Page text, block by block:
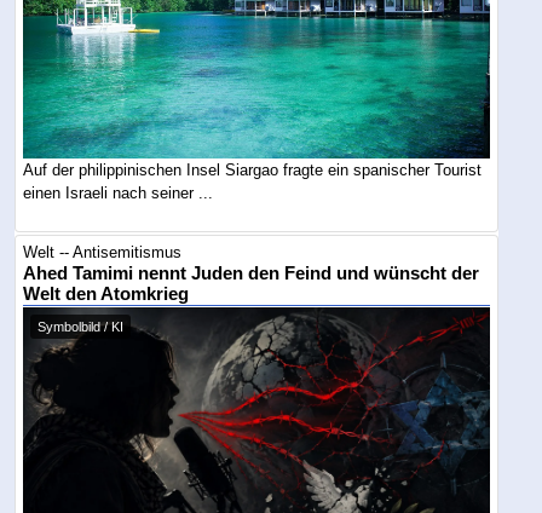
Auf der philippinischen Insel Siargao fragte ein spanischer Tourist
einen Israeli nach seiner ...
Welt -- Antisemitismus
Ahed Tamimi nennt Juden den Feind und wünscht der
Welt den Atomkrieg
Symbolbild / KI